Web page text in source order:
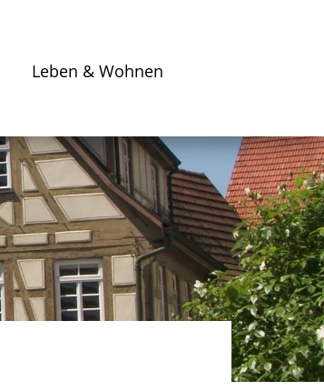
Leben & Wohnen